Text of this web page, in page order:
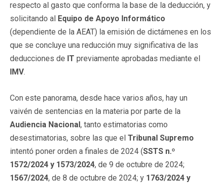
respecto al gasto que conforma la base de la deducción, y
solicitando al Equipo de Apoyo Informático
(dependiente de la AEAT) la emisión de dictámenes en los
que se concluye una reducción muy significativa de las
deducciones de IT previamente aprobadas mediante el
IMV.
Con este panorama, desde hace varios años, hay un
vaivén de sentencias en la materia por parte de la
Audiencia Nacional, tanto estimatorias como
desestimatorias, sobre las que el Tribunal Supremo
intentó poner orden a finales de 2024 (SSTS n.º
1572/2024 y 1573/2024, de 9 de octubre de 2024;
1567/2024, de 8 de octubre de 2024; y 1763/2024 y